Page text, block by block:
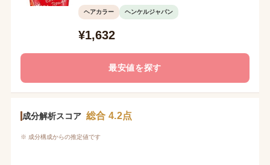
ヘアカラー ヘンケルジャパン
¥1,632
最安値を探す
成分解析スコア 総合 4.2点
※ 成分構成からの推定値です